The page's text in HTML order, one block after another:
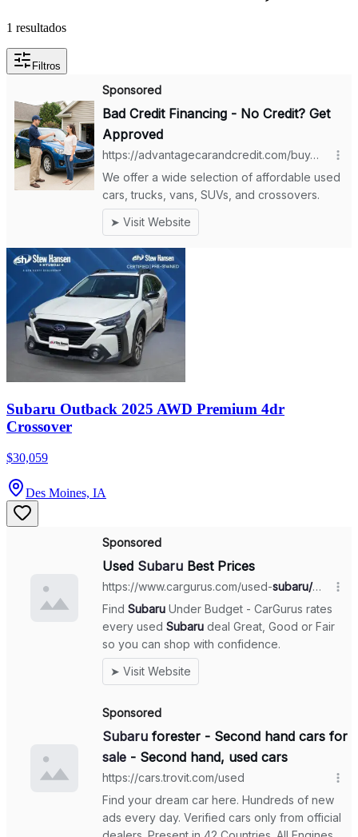
1 resultados
Filtros
Subaru Outback 2025 AWD Premium 4dr
Crossover
$30,059
Des Moines, IA